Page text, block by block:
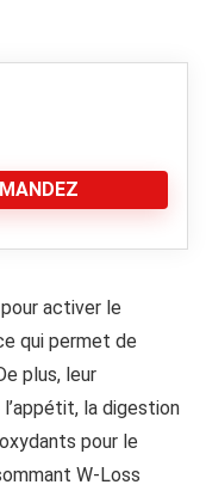
activer le
qui permet de
plus, leur
la digestion
pour le
W-Loss